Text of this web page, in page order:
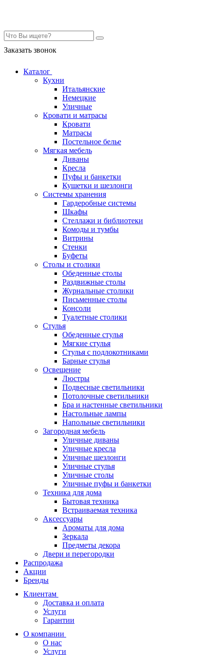
Заказать звонок
Каталог
Кухни
Итальянские
Немецкие
Уличные
Кровати и матрасы
Кровати
Матрасы
Постельное белье
Мягкая мебель
Диваны
Кресла
Пуфы и банкетки
Кушетки и шезлонги
Системы хранения
Гардеробные системы
Шкафы
Стеллажи и библиотеки
Комоды и тумбы
Витрины
Стенки
Буфеты
Столы и столики
Обеденные столы
Раздвижные столы
Журнальные столики
Письменные столы
Консоли
Туалетные столики
Стулья
Обеденные стулья
Мягкие стулья
Стулья с подлокотниками
Барные стулья
Освещение
Люстры
Подвесные светильники
Потолочные светильники
Бра и настенные светильники
Настольные лампы
Напольные светильники
Загородная мебель
Уличные диваны
Уличные кресла
Уличные шезлонги
Уличные стулья
Уличные столы
Уличные пуфы и банкетки
Техника для дома
Бытовая техника
Встраиваемая техника
Аксессуары
Ароматы для дома
Зеркала
Предметы декора
Двери и перегородки
Распродажа
Акции
Бренды
Клиентам
Доставка и оплата
Услуги
Гарантии
О компании
О нас
Услуги